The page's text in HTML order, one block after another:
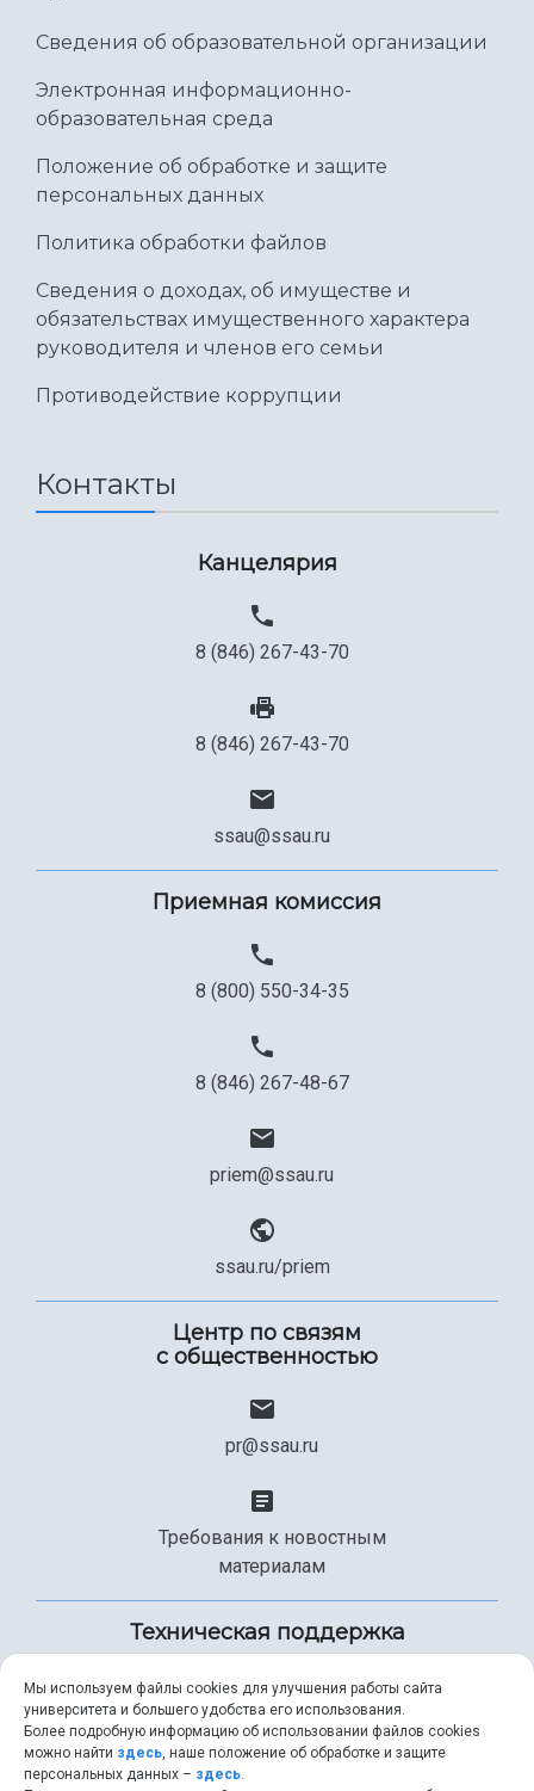
Сведения об образовательной организации
Электронная информационно-
образовательная среда
Положение об обработке и защите
персональных данных
Политика обработки файлов
Сведения о доходах, об имуществе и
обязательствах имущественного характера
руководителя и членов его семьи
Противодействие коррупции
Контакты
Канцелярия
8 (846) 267-43-70
8 (846) 267-43-70
ssau@ssau.ru
Приемная комиссия
8 (800) 550-34-35
8 (846) 267-48-67
priem@ssau.ru
ssau.ru/priem
Центр по связям
с общественностью
pr@ssau.ru
Требования к новостным
материалам
Техническая поддержка
+7 (846) 267-49-99
Мы используем файлы cookies для улучшения работы сайта
университета и большего удобства его использования.
Более подробную информацию об использовании файлов cookies
можно найти здесь, наше положение об обработке и защите
персональных данных – здесь.